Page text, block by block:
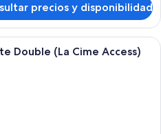
precios y disponibilidad
Double (La Cime Access)